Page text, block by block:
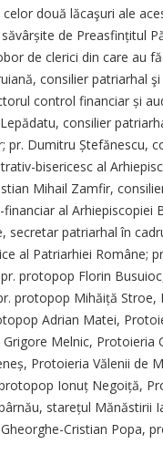
două lăcaşuri ale
de Preasfințitul
de clerici din care au
consilier patriarhal
control financiar și
consilier
pr. Dumitru Ștefănescu,
bisericesc al
Mihail Zamfir,
al Arhiepiscopiei
secretar patriarhal în
al Patriarhiei Române;
protopop Florin
protopop Mihăiță Stroe,
Adrian Matei,
Melnic, Protoieria
Protoieria Vălenii de
Ionuț Negoiță,
starețul Mănăstirii
Cristian Popa,